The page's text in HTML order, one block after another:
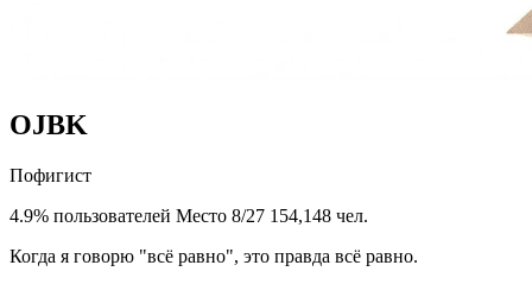
OJBK
Пофигист
4.9% пользователей Место 8/27 154,148 чел.
Когда я говорю "всё равно", это правда всё равно.